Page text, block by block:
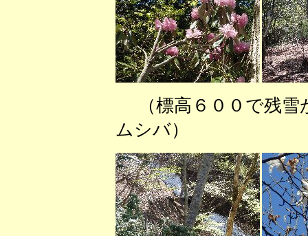
（標高６００で残
ムシバ） （標高